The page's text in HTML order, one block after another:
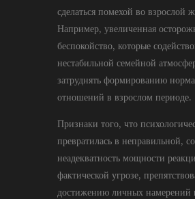
сделаться помехой во взрослой
Например, увеличенная
беспокойство, которые
нестабильной семейной
затруднять формированию
отношений в взрослом периоде.
Признаки того, что
превратилась в неправильной,
неадекватность мощности
фактической угрозе,
достижению личных намерений